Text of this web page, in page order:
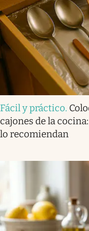
Fácil y práctico.
cajones de la
lo recomiendan